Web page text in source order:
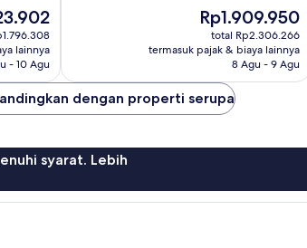
lainnya
- 10 Agu
Harga
sekarang
Rp1.909.950
Rp1.909.950
total Rp2.306.266
termasuk pajak & biaya lainnya
8 Agu - 9 Agu
dengan properti serupa
syarat. Lebih